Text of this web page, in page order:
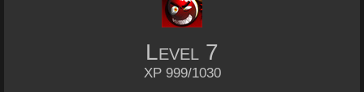
Level 7
XP 999/1030